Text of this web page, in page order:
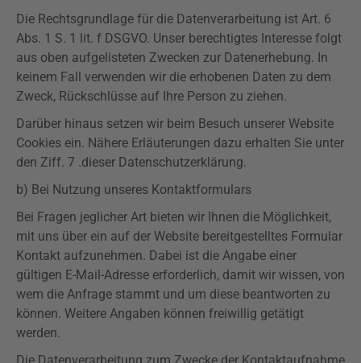
Die Rechtsgrundlage für die Datenverarbeitung ist Art. 6
Abs. 1 S. 1 lit. f DSGVO. Unser berechtigtes Interesse folgt
aus oben aufgelisteten Zwecken zur Datenerhebung. In
keinem Fall verwenden wir die erhobenen Daten zu dem
Zweck, Rückschlüsse auf Ihre Person zu ziehen.
Darüber hinaus setzen wir beim Besuch unserer Website
Cookies ein. Nähere Erläuterungen dazu erhalten Sie unter
den Ziff. 7 .dieser Datenschutzerklärung.
b) Bei Nutzung unseres Kontaktformulars
Bei Fragen jeglicher Art bieten wir Ihnen die Möglichkeit,
mit uns über ein auf der Website bereitgestelltes Formular
Kontakt aufzunehmen. Dabei ist die Angabe einer
gültigen E-Mail-Adresse erforderlich, damit wir wissen, von
wem die Anfrage stammt und um diese beantworten zu
können. Weitere Angaben können freiwillig getätigt
werden.